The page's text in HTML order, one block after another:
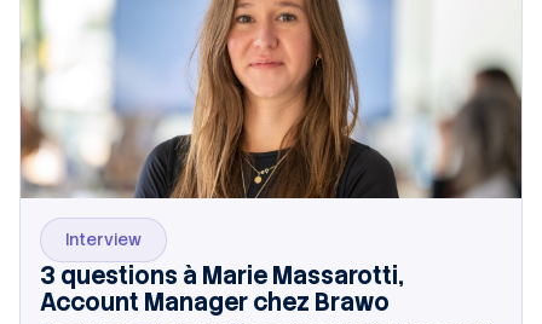
Interview
3 questions à Marie Massarotti,
Account Manager chez Brawo